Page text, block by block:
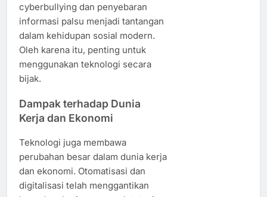
cyberbullying dan penyebaran
informasi palsu menjadi tantangan
dalam kehidupan sosial modern.
Oleh karena itu, penting untuk
menggunakan teknologi secara
bijak.
Dampak terhadap Dunia
Kerja dan Ekonomi
Teknologi juga membawa
perubahan besar dalam dunia kerja
dan ekonomi. Otomatisasi dan
digitalisasi telah menggantikan